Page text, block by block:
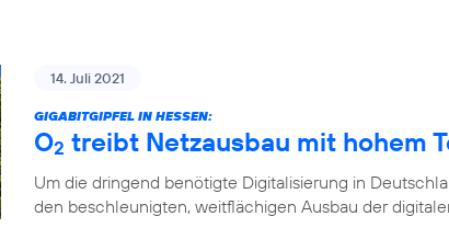
14. Juli 2021
GIGABITGIPFEL IN HESSEN:
O2 treibt Netzausbau mit hohem
Um die dringend benötigte Digitalisierung in
den beschleunigten, weitflächigen Ausbau der